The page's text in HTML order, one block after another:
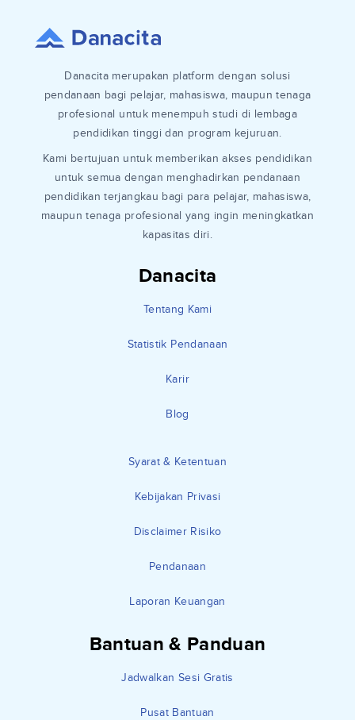
Danacita
Tentang Kami
Statistik Pendanaan
Karir
Blog
Syarat & Ketentuan
Kebijakan Privasi
Disclaimer Risiko
Pendanaan
Laporan Keuangan
Bantuan & Panduan
Jadwalkan Sesi Gratis
Pusat Bantuan
Danacita merupakan platform dengan solusi
pendanaan bagi pelajar, mahasiswa, maupun tenaga
profesional untuk menempuh studi di lembaga
pendidikan tinggi dan program kejuruan.
Kami bertujuan untuk memberikan akses pendidikan
untuk semua dengan menghadirkan pendanaan
pendidikan terjangkau bagi para pelajar, mahasiswa,
maupun tenaga profesional yang ingin meningkatkan
kapasitas diri.